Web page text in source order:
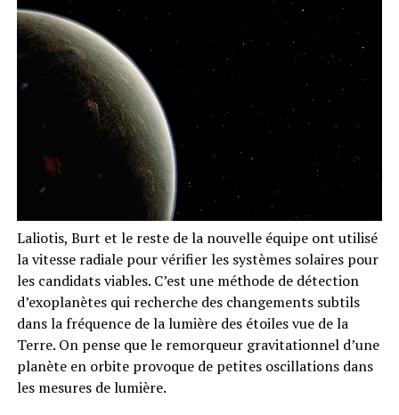
Laliotis, Burt et le reste de la nouvelle équipe ont utilisé
la vitesse radiale pour vérifier les systèmes solaires pour
les candidats viables. C’est une méthode de détection
d’exoplanètes qui recherche des changements subtils
dans la fréquence de la lumière des étoiles vue de la
Terre. On pense que le remorqueur gravitationnel d’une
planète en orbite provoque de petites oscillations dans
les mesures de lumière.